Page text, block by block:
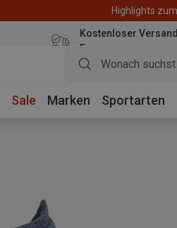
Highlights
Kostenloser
Euro
Sale Marken Sportarten